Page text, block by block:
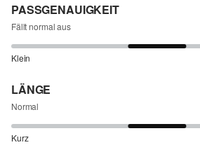
PASSGENAUIGKEIT
Fällt normal aus
Klein
LÄNGE
Normal
Kurz